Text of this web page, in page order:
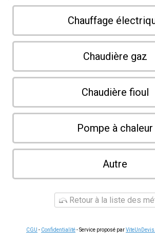
Chauffage
Chaudière gaz
Chaudière fioul
Pompe à chaleur
Autre
Retour à la liste des
CGU - Confidentialité- Service proposé par